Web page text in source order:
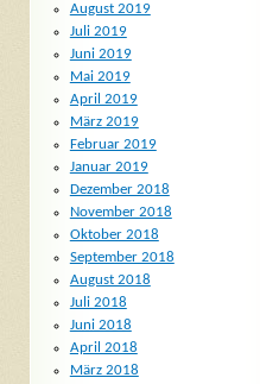
August 2019
Juli 2019
Juni 2019
Mai 2019
April 2019
März 2019
Februar 2019
Januar 2019
Dezember 2018
November 2018
Oktober 2018
September 2018
August 2018
Juli 2018
Juni 2018
April 2018
März 2018